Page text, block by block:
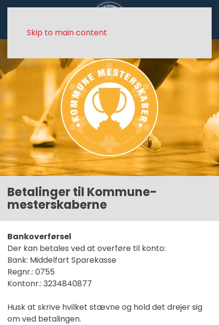
Skip to main content
Betalinger til Kommune-
mesterskaberne
Bankoverførsel
Der kan betales ved at overføre til konto:
Bank: Middelfart Sparekasse
Regnr.: 0755
Kontonr.: 3234840877
Husk at skrive hvilket stævne og hold det drejer sig
om ved betalingen.